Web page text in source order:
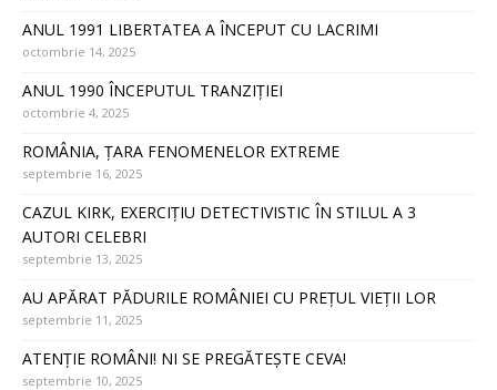
ANUL 1991 LIBERTATEA A ÎNCEPUT CU LACRIMI
octombrie 14, 2025
ANUL 1990 ÎNCEPUTUL TRANZIȚIEI
octombrie 4, 2025
ROMÂNIA, ȚARA FENOMENELOR EXTREME
septembrie 16, 2025
CAZUL KIRK, EXERCIȚIU DETECTIVISTIC ÎN STILUL A 3
AUTORI CELEBRI
septembrie 13, 2025
AU APĂRAT PĂDURILE ROMÂNIEI CU PREȚUL VIEȚII LOR
septembrie 11, 2025
ATENȚIE ROMÂNI! NI SE PREGĂTEȘTE CEVA!
septembrie 10, 2025